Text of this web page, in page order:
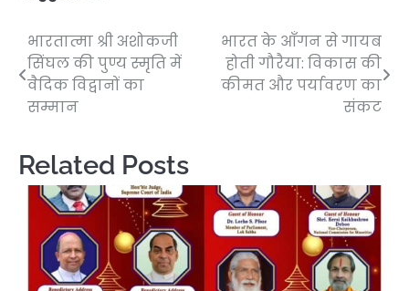
Post
navigation
भारतात्मा श्री अशोकजी
सिंघल की पुण्य स्मृति में
वैदिक विद्वानों का
सम्मान
भारत के आँगन से गायब
होती गौरैया: विकास की
कीमत और पर्यावरण का
संकट
Related Posts